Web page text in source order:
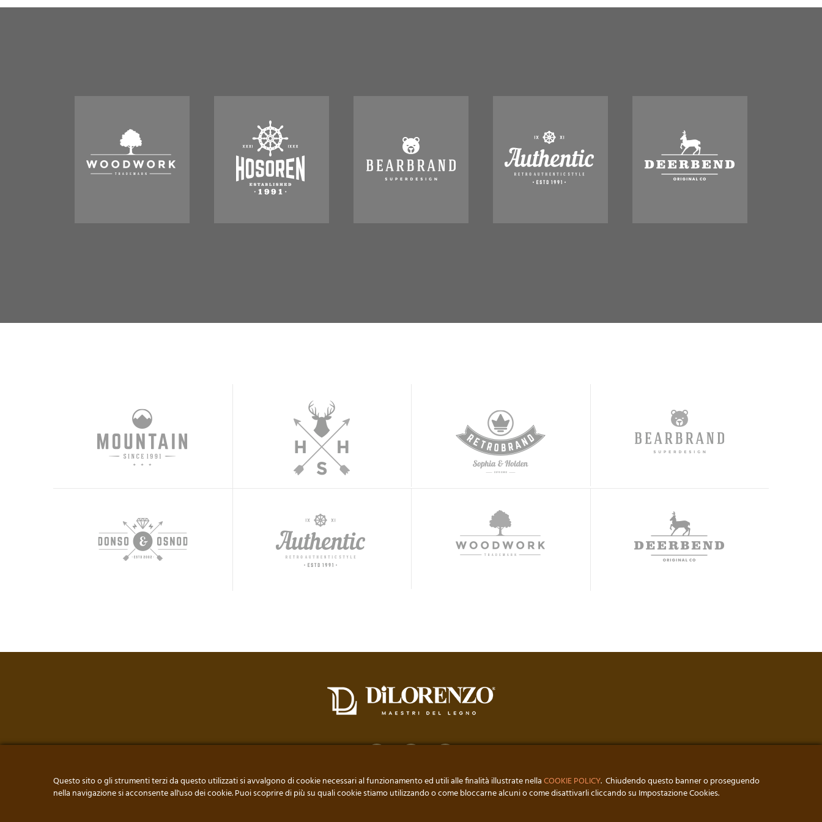
© FALEGNAMERIA DI LORENZO • DI DI LORENZO MICHELE • P. IVA: 00240510883 // DEVELOPED BY ROSARIO IEMMOLO PERZERO
Questo sito o gli strumenti terzi da questo utilizzati si avvalgono di cookie necessari al funzionamento ed utili alle finalità illustrate nellaCOOKIE POLICY. Chiudendo questo banner o proseguendo
nella navigazione si acconsente all'uso dei cookie. Puoi scoprire di più su quali cookie stiamo utilizzando o come bloccarne alcuni o come disattivarli cliccando su Impostazione Cookies.